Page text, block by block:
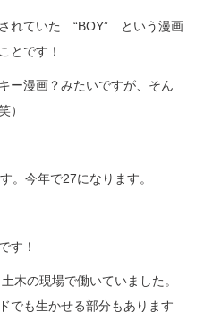
れていた “BOY” という漫画
とです！
ー漫画？みたいですが、そん
）
。今年で27になります。
す！
木の現場で働いていました。
でも生かせる部分もあります